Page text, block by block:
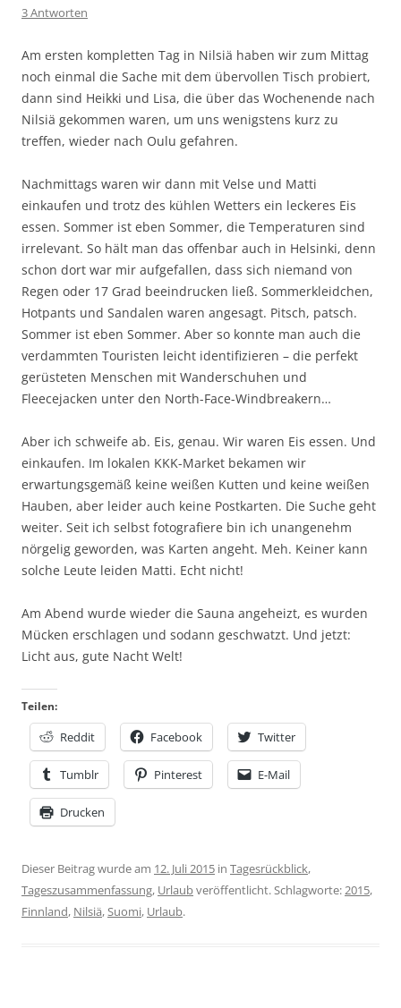
3 Antworten
Am ersten kompletten Tag in Nilsiä haben wir zum Mittag
noch einmal die Sache mit dem übervollen Tisch probiert,
dann sind Heikki und Lisa, die über das Wochenende nach
Nilsiä gekommen waren, um uns wenigstens kurz zu
treffen, wieder nach Oulu gefahren.
Nachmittags waren wir dann mit Velse und Matti
einkaufen und trotz des kühlen Wetters ein leckeres Eis
essen. Sommer ist eben Sommer, die Temperaturen sind
irrelevant. So hält man das offenbar auch in Helsinki, denn
schon dort war mir aufgefallen, dass sich niemand von
Regen oder 17 Grad beeindrucken ließ. Sommerkleidchen,
Hotpants und Sandalen waren angesagt. Pitsch, patsch.
Sommer ist eben Sommer. Aber so konnte man auch die
verdammten Touristen leicht identifizieren – die perfekt
gerüsteten Menschen mit Wanderschuhen und
Fleecejacken unter den North-Face-Windbreakern…
Aber ich schweife ab. Eis, genau. Wir waren Eis essen. Und
einkaufen. Im lokalen KKK-Market bekamen wir
erwartungsgemäß keine weißen Kutten und keine weißen
Hauben, aber leider auch keine Postkarten. Die Suche geht
weiter. Seit ich selbst fotografiere bin ich unangenehm
nörgelig geworden, was Karten angeht. Meh. Keiner kann
solche Leute leiden Matti. Echt nicht!
Am Abend wurde wieder die Sauna angeheizt, es wurden
Mücken erschlagen und sodann geschwatzt. Und jetzt:
Licht aus, gute Nacht Welt!
Teilen:
Reddit Facebook Twitter
Tumblr Pinterest E-Mail
Drucken
Dieser Beitrag wurde am 12. Juli 2015 in Tagesrückblick,
Tageszusammenfassung, Urlaubveröffentlicht. Schlagworte:2015,
Finnland, Nilsiä,Suomi, Urlaub.